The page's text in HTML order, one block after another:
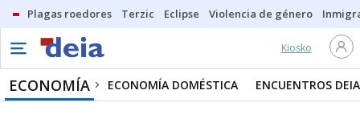
Plagas roedores Terzic Eclipse Violencia de género
Kiosko
ECONOMÍA ECONOMÍA DOMÉSTICA ENCUENTROS DEIA